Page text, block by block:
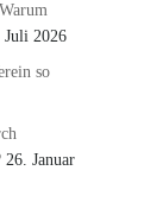
Juli 2026
so
26. Januar